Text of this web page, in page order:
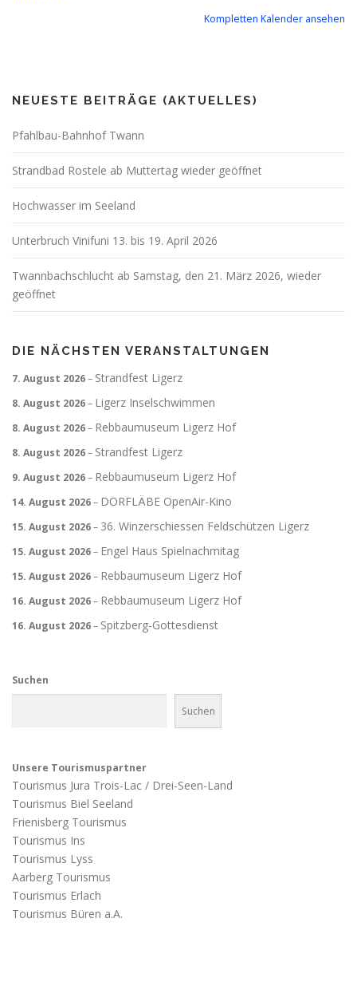
Kompletten Kalender ansehen
NEUESTE BEITRÄGE (AKTUELLES)
Pfahlbau-Bahnhof Twann
Strandbad Rostele ab Muttertag wieder geöffnet
Hochwasser im Seeland
Unterbruch Vinifuni 13. bis 19. April 2026
Twannbachschlucht ab Samstag, den 21. März 2026, wieder
geöffnet
DIE NÄCHSTEN VERANSTALTUNGEN
7. August 2026– Strandfest Ligerz
8. August 2026– Ligerz Inselschwimmen
8. August 2026– Rebbaumuseum Ligerz Hof
8. August 2026– Strandfest Ligerz
9. August 2026– Rebbaumuseum Ligerz Hof
14. August 2026– DORFLÄBE OpenAir-Kino
15. August 2026– 36. Winzerschiessen Feldschützen Ligerz
15. August 2026– Engel Haus Spielnachmitag
15. August 2026– Rebbaumuseum Ligerz Hof
16. August 2026– Rebbaumuseum Ligerz Hof
16. August 2026– Spitzberg-Gottesdienst
Suchen
Suchen
Unsere Tourismuspartner
Tourismus Jura Trois-Lac / Drei-Seen-Land
Tourismus Biel Seeland
Frienisberg Tourismus
Tourismus Ins
Tourismus Lyss
Aarberg Tourismus
Tourismus Erlach
Tourismus Büren a.A.